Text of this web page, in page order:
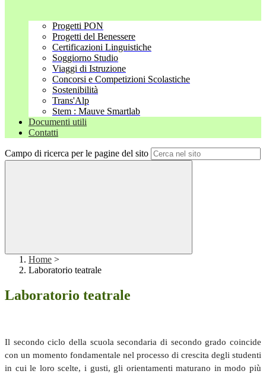
Progetti PON
Progetti del Benessere
Certificazioni Linguistiche
Soggiorno Studio
Viaggi di Istruzione
Concorsi e Competizioni Scolastiche
Sostenibilità
Trans'Alp
Stem : Mauve Smartlab
Documenti utili
Contatti
Campo di ricerca per le pagine del sito
Home >
Laboratorio teatrale
Laboratorio teatrale
Il secondo ciclo della scuola secondaria di secondo grado coincide
con un momento fondamentale nel processo di crescita degli studenti
in cui le loro scelte, i gusti, gli orientamenti maturano in modo più